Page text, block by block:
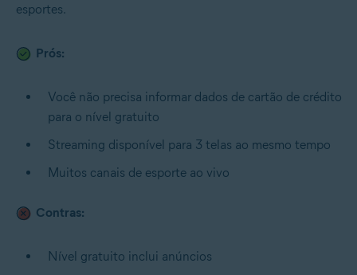
esportes.
Prós:
Você não precisa informar dados de cartão de crédito
para o nível gratuito
Streaming disponível para 3 telas ao mesmo tempo
Muitos canais de esporte ao vivo
Contras:
Nível gratuito inclui anúncios